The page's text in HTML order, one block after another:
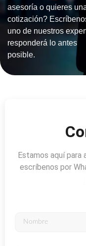
asesoría o quieres
cotización?
uno de nuestros
responderá lo antes
posible.
Estamos aquí
escríbenos por